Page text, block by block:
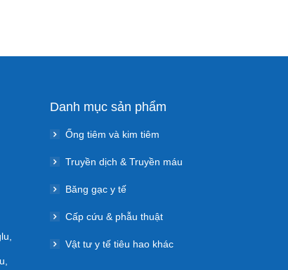
Danh mục sản phẩm
Ống tiêm và kim tiêm
Truyền dịch & Truyền máu
Băng gạc y tế
Cấp cứu & phẫu thuật
Vật tư y tế tiêu hao khác